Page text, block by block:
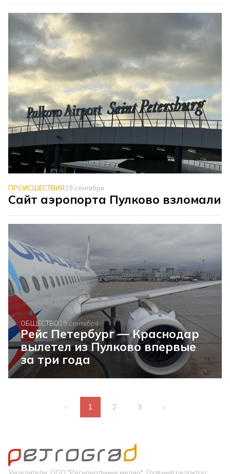
ПРОИСШЕСТВИЯ19 сентября
Сайт аэропорта Пулково взломали
ОБЩЕСТВО19 сентября
Рейс Петербург — Краснодар
вылетел из Пулково впервые
за три года
‹ 1 2 3 ›